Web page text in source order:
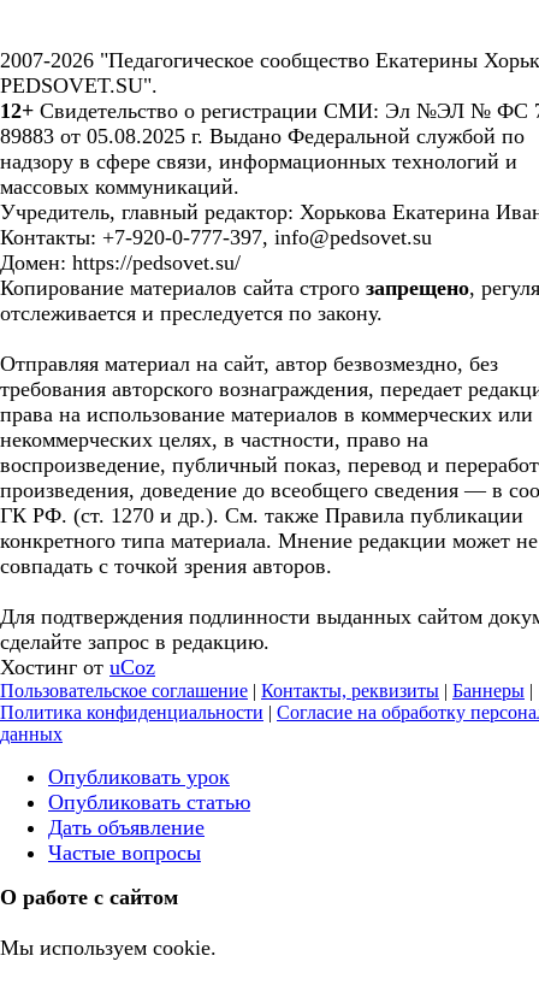
2007-2026 "Педагогическое сообщество Екатерины
PEDSOVET.SU".
12+ Свидетельство о регистрации СМИ: Эл №ЭЛ № ФС
89883 от 05.08.2025 г. Выдано Федеральной службой по
надзору в сфере связи, информационных технологий и
массовых коммуникаций.
Учредитель, главный редактор: Хорькова Екатерина
Контакты: +7-920-0-777-397, info@pedsovet.su
Домен: https://pedsovet.su/
Копирование материалов сайта строго запрещено,
отслеживается и преследуется по закону.
Отправляя материал на сайт, автор безвозмездно, без
требования авторского вознаграждения, передает
права на использование материалов в коммерческих или
некоммерческих целях, в частности, право на
воспроизведение, публичный показ, перевод и
произведения, доведение до всеобщего сведения — в
ГК РФ. (ст. 1270 и др.). См. также Правила публикации
конкретного типа материала. Мнение редакции может не
совпадать с точкой зрения авторов.
Для подтверждения подлинности выданных сайтом
сделайте запрос в редакцию.
Хостинг от uCoz
Пользовательское соглашение | Контакты, реквизиты | Баннеры |
Политика конфиденциальности | Согласие на обработку
данных
Опубликовать урок
Опубликовать статью
Дать объявление
Частые вопросы
О работе с сайтом
Мы используем cookie.